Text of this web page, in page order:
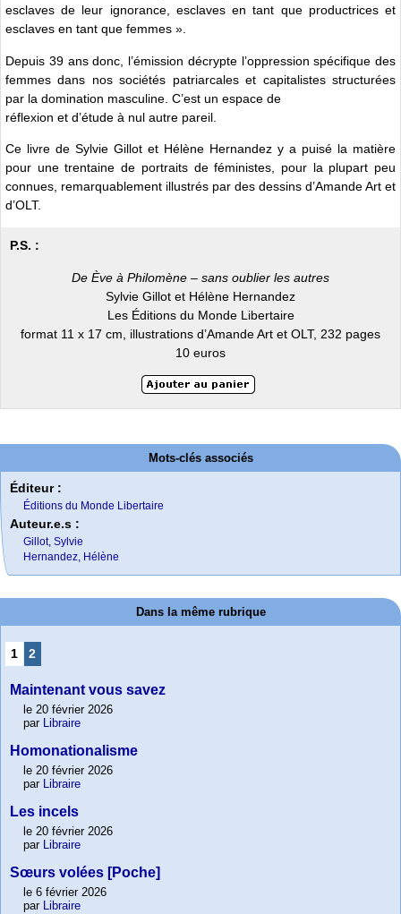
esclaves de leur ignorance, esclaves en tant que productrices et
esclaves en tant que femmes ».
Depuis 39 ans donc, l’émission décrypte l’oppression spécifique des
femmes dans nos sociétés patriarcales et capitalistes structurées
par la domination masculine. C’est un espace de
réflexion et d’étude à nul autre pareil.
Ce livre de Sylvie Gillot et Hélène Hernandez y a puisé la matière
pour une trentaine de portraits de féministes, pour la plupart peu
connues, remarquablement illustrés par des dessins d’Amande Art et
d’OLT.
P.S. :
De Ève à Philomène – sans oublier les autres
Sylvie Gillot et Hélène Hernandez
Les Éditions du Monde Libertaire
format 11 x 17 cm, illustrations d’Amande Art et OLT, 232 pages
10 euros
Mots-clés associés
Éditeur :
Éditions du Monde Libertaire
Auteur.e.s :
Gillot, Sylvie
Hernandez, Hélène
Dans la même rubrique
1 2
Maintenant vous savez
le 20 février 2026
par Libraire
Homonationalisme
le 20 février 2026
par Libraire
Les incels
le 20 février 2026
par Libraire
Sœurs volées [Poche]
le 6 février 2026
par Libraire